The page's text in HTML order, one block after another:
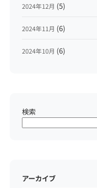
2024年12月 (5)
2024年11月 (6)
2024年10月 (6)
検索
アーカイブ